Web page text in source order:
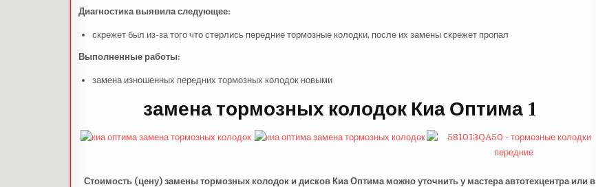
Диагностика выявила следующее:
скрежет был из-за того что стерлись передние тормозные колодки, после их замены скрежет пропал
Выполненные работы:
замена изношенных передних тормозных колодок новыми
замена тормозных колодок Киа Оптима 1
Стоимость (цену) замены тормозных колодок и дисков Киа Оптима можно уточнить у мастера автотехцентра или в